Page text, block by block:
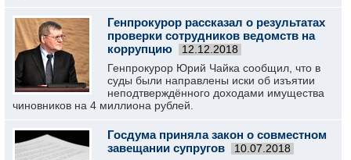
Генпрокурор рассказал о результатах
проверки сотрудников ведомств на
коррупцию
12.12.2018
Генпрокурор Юрий Чайка сообщил, что в
суды были направлены иски об изъятии
неподтверждённого доходами имущества
чиновников на 4 миллиона рублей.
Госдума приняла закон о совместном
завещании супругов
10.07.2018